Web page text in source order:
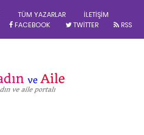
TÜM YAZARLAR
İLETIŞIM
FACEBOOK
TWITTER RSS